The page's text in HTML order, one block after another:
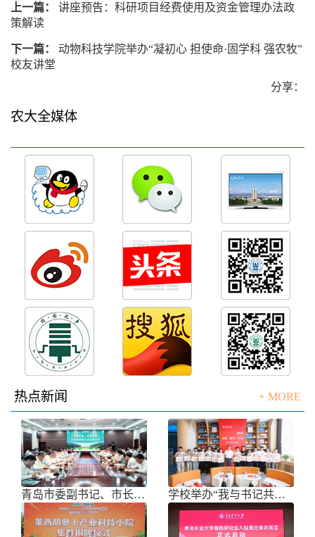
上一篇：
讲座预告：科研项目经费使用及资金管理办法政
策解读
下一篇：
动物科技学院举办“凝初心 担使命·固学科 强农牧”
校友讲堂
分享：
农大全媒体
热点新闻 + MORE
青岛市委副书记、市长任刚来校调研 学校举办“我与书记共话成长”师生面